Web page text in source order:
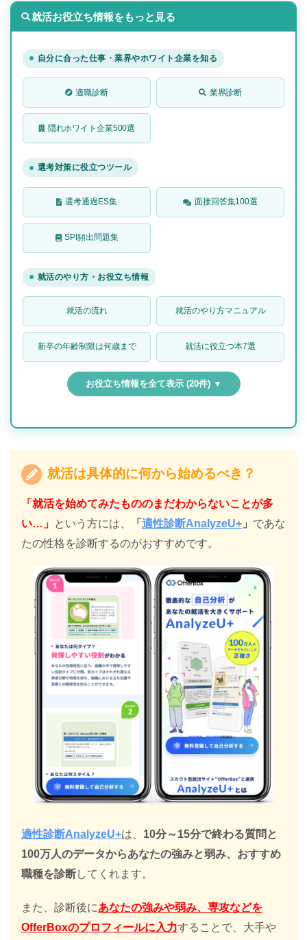
就活お役立ち情報をもっと見る
自分に合った仕事・業界やホワイト企業を知る
適職診断 業界診断
隠れホワイト企業500選
選考対策に役立つツール
選考通過ES集 面接回答集100選
SPI頻出問題集
就活のやり方・お役立ち情報
就活の流れ 就活のやり方マニュアル
新卒の年齢制限は何歳まで 就活に役立つ本7選
お役立ち情報を全て表示 (20件) ▼
就活は具体的に何から始めるべき？
「就活を始めてみたもののまだわからないことが多
い…」 という方には、 「 適性診断AnalyzeU+ 」 であな
たの性格を診断するのがおすすめです。
適性診断AnalyzeU+は、 10分～15分で終わる質問と
100万人のデータからあなたの強みと弱み、おすすめ
職種を診断してくれます。
また、診断後にあなたの強みや弱み、専攻などを
OfferBoxのプロフィールに入力することで、大手や